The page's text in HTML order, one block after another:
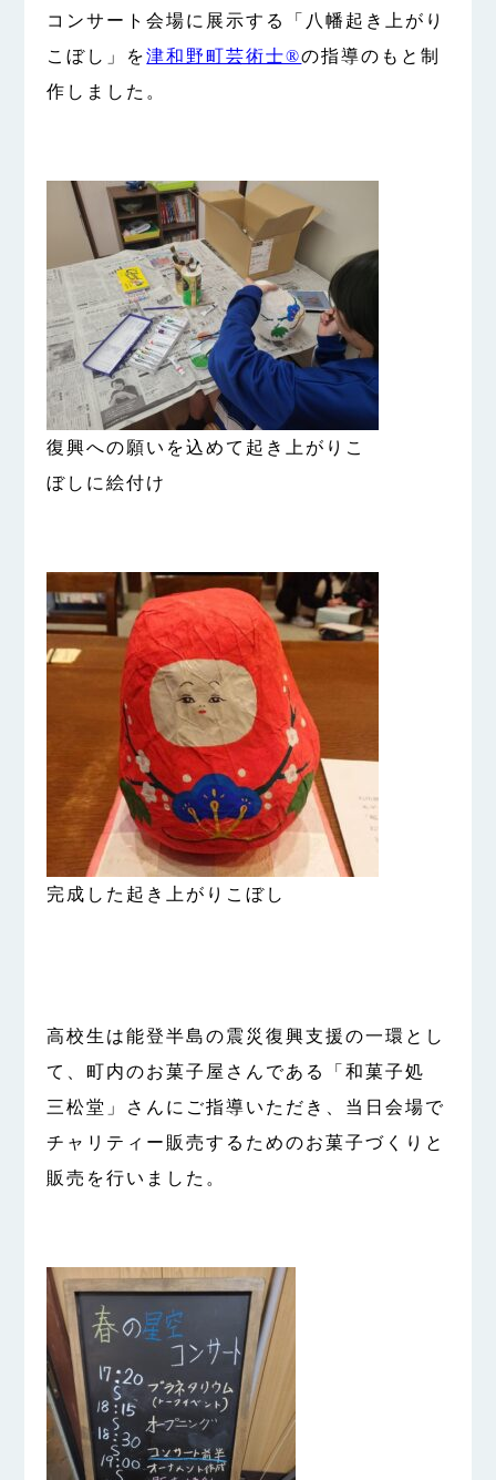
コンサート会場に展示する「八幡起き上がり
こぼし」を津和野町芸術士®の指導のもと制
作しました。
復興への願いを込めて起き上がりこ
ぼしに絵付け
完成した起き上がりこぼし
高校生は能登半島の震災復興支援の一環とし
て、町内のお菓子屋さんである「和菓子処
三松堂」さんにご指導いただき、当日会場で
チャリティー販売するためのお菓子づくりと
販売を行いました。